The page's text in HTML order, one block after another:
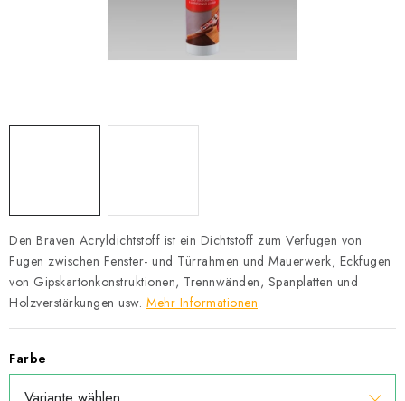
Allgemeinen Geschäftsbedingungen
Den Braven Acryldichtstoff ist ein Dichtstoff zum Verfugen von
Fugen zwischen Fenster- und Türrahmen und Mauerwerk, Eckfugen
von Gipskartonkonstruktionen, Trennwänden, Spanplatten und
Holzverstärkungen usw. Mehr Informationen
Farbe